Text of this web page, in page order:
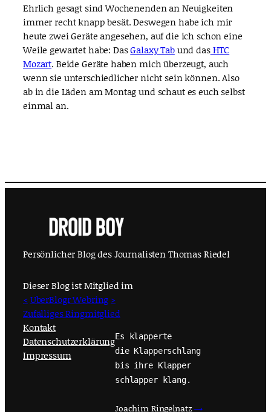
Ehrlich gesagt sind Wochenenden an Neuigkeiten
immer recht knapp besät. Deswegen habe ich mir
heute zwei Geräte angesehen, auf die ich schon eine
Weile gewartet habe: DasGalaxy Tabund dasHTC
Mozart. Beide Geräte haben mich überzeugt, auch
wenn sie unterschiedlicher nicht sein können. Also
ab in die Läden am Montag und schaut es euch selbst
einmal an.
Persönlicher Blog des Journalisten Thomas Riedel
Dieser Blog ist Mitglied im
< UberBlogr Webring >
Zufälliges Ringmitglied
Kontakt
Datenschutzerklärung
Impressum
Es klapperte
die Klapperschlang
bis ihre Klapper
schlapper klang.
Joachim Ringelnatz→